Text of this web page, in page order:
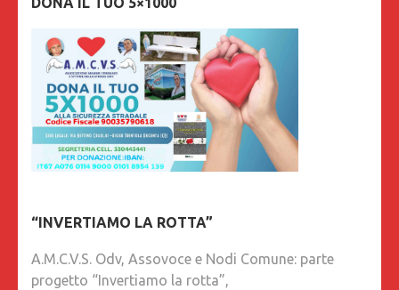
“INVERTIAMO LA ROTTA”
A.M.C.V.S. Odv, Assovoce e Nodi Comune: parte
progetto “Invertiamo la rotta”,